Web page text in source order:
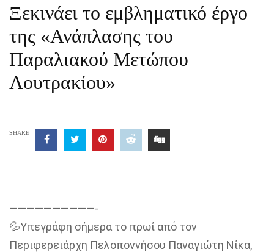
Ξεκινάει το εμβληματικό έργο
της «Ανάπλασης του
Παραλιακού Μετώπου
Λουτρακίου»
SHARE
——————————-
💦Υπεγράφη σήμερα το πρωί από τον
Περιφερειάρχη Πελοποννήσου Παναγιώτη Νίκα,